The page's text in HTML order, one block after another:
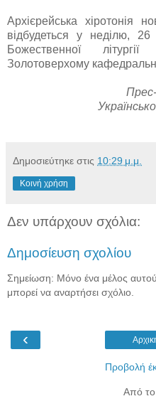
Архієрейська хіротонія
відбудеться у неділю,
Божественної
Золотоверхому
Δημοσιεύτηκε στις 10:29 μ.μ.
Κοινή χρήση
Δεν υπάρχουν σχόλια:
Δημοσίευση σχολίου
Σημείωση: Μόνο ένα μέλος αυτού
μπορεί να αναρτήσει σχόλιο.
‹
Προβολή
Από το